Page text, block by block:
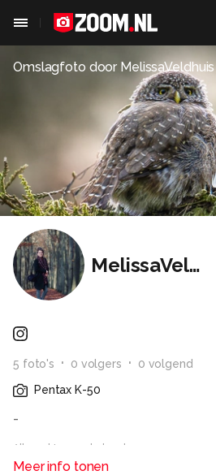
Omslagfoto door MelissaVeldhuis
MelissaVeldhuis
5 foto's 0 volgers 0 volgend
Pentax K-50
-
Alle rechten voorbehouden
Meer info tonen